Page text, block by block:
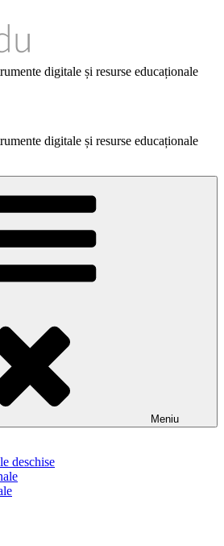
digitale și resurse educaționale
digitale și resurse educaționale
Meniu
deschise